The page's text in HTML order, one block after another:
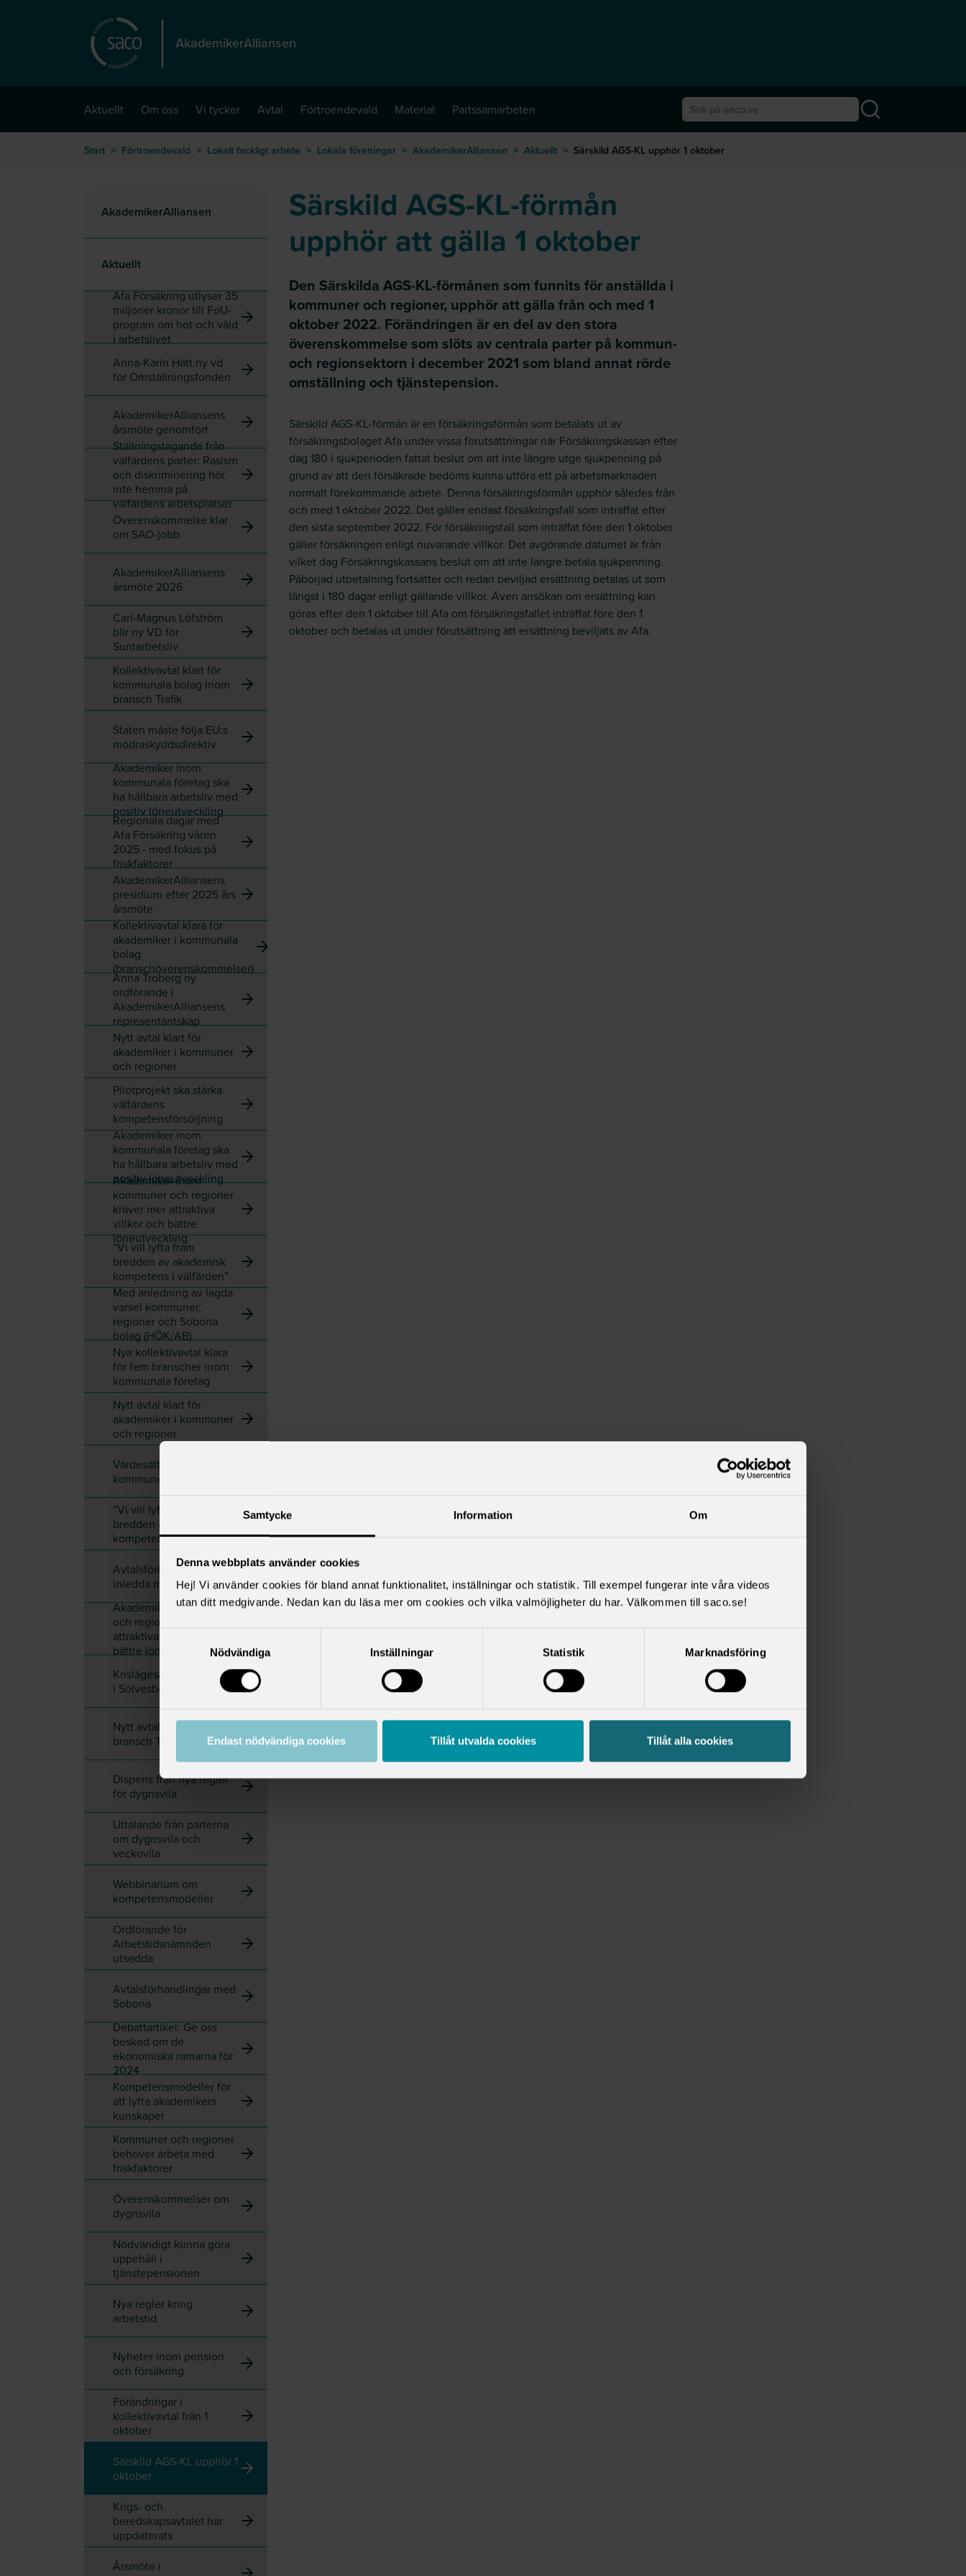
Samtycke Information Om
Denna webbplats använder cookies
Hej! Vi använder cookies för bland annat funktionalitet, inställningar och statistik. Till exempel fungerar inte våra videos
utan ditt medgivande. Nedan kan du läsa mer om cookies och vilka valmöjligheter du har. Välkommen till saco.se!
Nödvändiga
Inställningar Statistik Marknadsföring
Endast nödvändiga cookies Tillåt utvalda cookies Tillåt alla cookies
AkademikerAlliansen
Aktuellt Om oss Vi tycker Avtal Förtroendevald Material
Partssamarbeten
Start > Förtroendevald > Lokalt fackligt arbete > Lokala föreningar > AkademikerAlliansen > Aktuellt > Särskild AGS-KL upphör 1 oktober
AkademikerAlliansen
Aktuellt
Afa För­säkring utlyser 35
miljoner kronor till FoU-
program om hot och våld
i arbetslivet
Anna-Karin Hatt ny vd
för Omställningsfonden
AkademikerAlliansens
årsmöte genomfört
Ställningstagande från
välfärdens parter: Rasism
och diskriminering hör
inte hemma på
välfärdens arbetsplatser
Överenskommelse klar
om SAO-jobb
AkademikerAlliansens
årsmöte 2026
Carl-Magnus Löfström
blir ny VD för
Suntarbetsliv
Kollektivavtal klart för
kommunala bolag inom
bransch Trafik
Staten måste följa EU:s
mödraskyddsdirektiv
Akademiker inom
kommunala företag ska
ha hållbara arbetsliv med
positiv löneutveckling
Regionala dagar med
Afa För­säkring våren
2025 - med fokus på
friskfaktorer
AkademikerAlliansens
presidium efter 2025 års
årsmöte
Kollektivavtal klara för
akademiker i kommunala
bolag
(branschöverenskommelser)
Anna Troberg ny
ordförande i
AkademikerAlliansens
representantskap
Nytt avtal klart för
akademiker i kommuner
och regioner
Pilotprojekt ska stärka
välfärdens
kompetensförsörjning
Akademiker inom
kommunala företag ska
ha hållbara arbetsliv med
positiv löneutveckling
Akademiker inom
kommuner och regioner
kräver mer attraktiva
villkor och bättre
löneutveckling
”Vi vill lyfta fram
bredden av akademisk
kompetens i välfärden”
Med anledning av lagda
varsel kommuner,
regioner och Sobona
bolag (HÖK/AB)
Nya kollektivavtal klara
för fem branscher inom
kommunala företag
Nytt avtal klart för
akademiker i kommuner
och regioner
Värdesätt akademiker i
kommuner och regioner
”Vi vill lyfta fram
bredden av akademisk
kompetens i välfärden”
Avtalsförhandlingar
inledda med Sobona
Akademiker i kommuner
och regioner kräver mer
attraktiva villkor och
bättre löneutveckling
Krislägesavtalet aktiverat
i Sölvesborg
Nytt avtal för Sobonas
bransch Trafik
Dispens från nya regler
för dygnsvila
Uttalande från parterna
om dygnsvila och
veckovila
Webbinarium om
kompetensmodeller
Ordförande för
Arbetstidsnämnden
utsedda
Avtalsförhandlingar med
Sobona
Debattartikel: Ge oss
besked om de
ekonomiska ramarna för
2024
Kompetensmodeller för
att lyfta akademikers
kunskaper
Kommuner och regioner
behöver arbeta med
friskfaktorer
Överenskommelser om
dygnsvila
Nödvändigt kunna göra
uppehåll i
tjänstepensionen
Nya regler kring
arbetstid
Nyheter inom pension
och försäkring
Förändringar i
kollektivavtal från 1
oktober
Särskild AGS-KL upphör 1
oktober
Krigs- och
beredskapsavtalet har
uppdaterats
Årsmöte i
Särskild AGS-KL-förmån
upphör att gälla 1 oktober
Den Särskilda AGS-KL-förmånen som funnits för anställda i
kommuner och regioner, upphör att gälla från och med 1
oktober 2022. Förändringen är en del av den stora
överenskommelse som slöts av centrala parter på kommun-
och regionsektorn i december 2021 som bland annat rörde
omställning och tjänstepension.
Särskild AGS-KL-förmån är en försäkringsförmån som betalats ut av
försäkringsbolaget Afa under vissa förutsättningar när Försäkringskassan efter
dag 180 i sjukperioden fattat beslut om att inte längre utge sjukpenning på
grund av att den försäkrade bedöms kunna utföra ett på arbetsmarknaden
normalt förekommande arbete. Denna försäkringsförmån upphör således från
och med 1 oktober 2022. Det gäller endast försäkringsfall som inträffat efter
den sista september 2022. För försäkringsfall som inträffat före den 1 oktober
gäller försäkringen enligt nuvarande villkor. Det avgörande datumet är från
vilket dag Försäkringskassans beslut om att inte längre betala sjukpenning.
Påbörjad utbetalning fortsätter och redan beviljad ersättning betalas ut som
längst i 180 dagar enligt gällande villkor. Även ansökan om ersättning kan
göras efter den 1 oktober till Afa om försäkringsfallet inträffat före den 1
oktober och betalas ut under förutsättning att ersättning beviljats av Afa.